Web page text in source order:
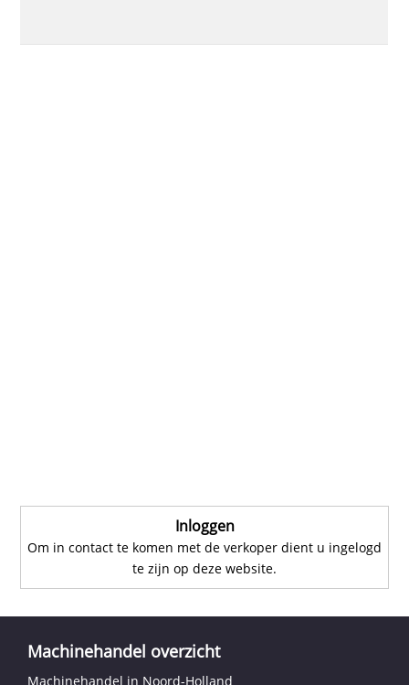
Inloggen
Om in contact te komen met de verkoper dient u ingelogd
te zijn op deze website.
Machinehandel overzicht
Machinehandel in Noord-Holland